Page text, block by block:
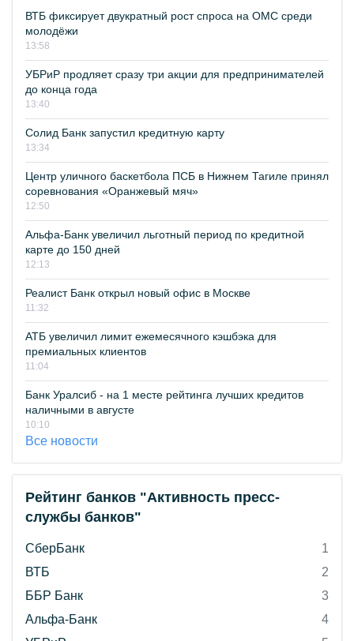
ВТБ фиксирует двукратный рост спроса на ОМС среди
молодёжи
13:58
УБРиР продляет сразу три акции для предпринимателей
до конца года
13:40
Солид Банк запустил кредитную карту
13:34
Центр уличного баскетбола ПСБ в Нижнем Тагиле принял
соревнования «Оранжевый мяч»
12:50
Альфа-Банк увеличил льготный период по кредитной
карте до 150 дней
12:13
Реалист Банк открыл новый офис в Москве
11:32
АТБ увеличил лимит ежемесячного кэшбэка для
премиальных клиентов
11:04
Банк Уралсиб - на 1 месте рейтинга лучших кредитов
наличными в августе
10:10
Все новости
Рейтинг банков "Активность пресс-
службы банков"
СберБанк
1
ВТБ
2
ББР Банк
3
Альфа-Банк
4